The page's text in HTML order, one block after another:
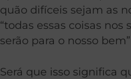
quão difíceis sejam as
“todas essas coisas
serão para o nosso bem”
Será que isso significa